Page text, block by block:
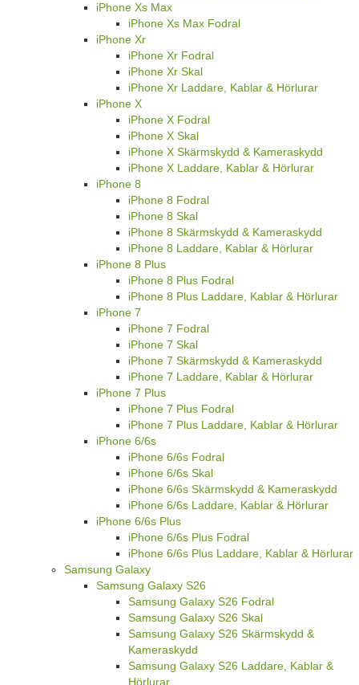
iPhone Xs Max
iPhone Xs Max Fodral
iPhone Xr
iPhone Xr Fodral
iPhone Xr Skal
iPhone Xr Laddare, Kablar & Hörlurar
iPhone X
iPhone X Fodral
iPhone X Skal
iPhone X Skärmskydd & Kameraskydd
iPhone X Laddare, Kablar & Hörlurar
iPhone 8
iPhone 8 Fodral
iPhone 8 Skal
iPhone 8 Skärmskydd & Kameraskydd
iPhone 8 Laddare, Kablar & Hörlurar
iPhone 8 Plus
iPhone 8 Plus Fodral
iPhone 8 Plus Laddare, Kablar & Hörlurar
iPhone 7
iPhone 7 Fodral
iPhone 7 Skal
iPhone 7 Skärmskydd & Kameraskydd
iPhone 7 Laddare, Kablar & Hörlurar
iPhone 7 Plus
iPhone 7 Plus Fodral
iPhone 7 Plus Laddare, Kablar & Hörlurar
iPhone 6/6s
iPhone 6/6s Fodral
iPhone 6/6s Skal
iPhone 6/6s Skärmskydd & Kameraskydd
iPhone 6/6s Laddare, Kablar & Hörlurar
iPhone 6/6s Plus
iPhone 6/6s Plus Fodral
iPhone 6/6s Plus Laddare, Kablar & Hörlurar
Samsung Galaxy
Samsung Galaxy S26
Samsung Galaxy S26 Fodral
Samsung Galaxy S26 Skal
Samsung Galaxy S26 Skärmskydd &
Kameraskydd
Samsung Galaxy S26 Laddare, Kablar &
Hörlurar